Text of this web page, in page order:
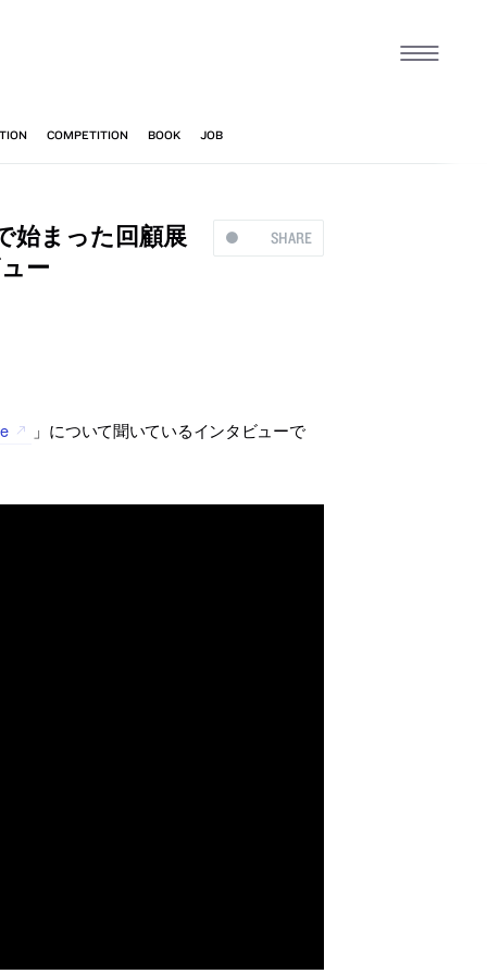
SHARE
始まった回顧展
ー
」について聞いているインタビューで